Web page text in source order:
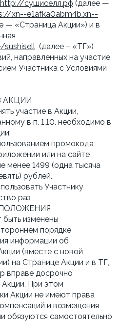
http://сушиселл.рф (далее —
xn--e1afka0abm4b.xn--
— «Страница Акции») и в
(далее – «ТГ»)
направленных на участие
Участника с Условиями
АКЦИИ
участие в Акции,
в п. 1.10. необходимо в
промокода
или на сайте
менее 1499 (одна тысяча
рублей.
Участнику
раз
быть изменены
порядке
информации об
(вместе с новой
на Странице Акции и в ТГ,
вправе досрочно
При этом
Акции не имеют права
и возмещения
обязуются самостоятельно